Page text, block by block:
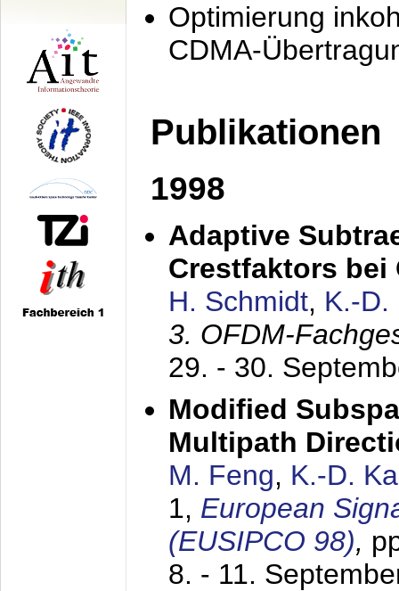
Optimierung
CDMA-
Publikationen
1998
Adaptive
Crestfaktors bei
H. Schmidt, K.-D.
3. OFDM-
29. - 30.
Modified
Multipath
M. Feng, K.-D.
1, European
(EUSIPCO 98),
8. - 11.